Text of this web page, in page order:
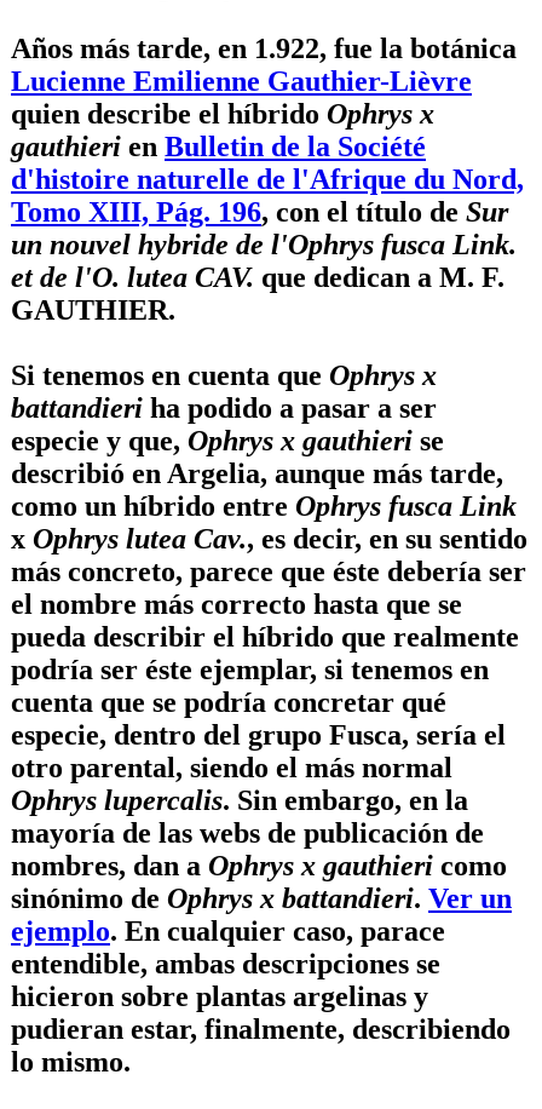
Años más tarde, en 1.922, fue la botánica
Lucienne Emilienne Gauthier-Lièvre
quien describe el híbrido Ophrys x
gauthieri en Bulletin de la Société
d'histoire naturelle de l'Afrique du Nord,
Tomo XIII, Pág. 196, con el título de Sur
un nouvel hybride de l'Ophrys fusca Link.
et de l'O. lutea CAV. que dedican a M. F.
GAUTHIER.
Si tenemos en cuenta que Ophrys x
battandieri ha podido a pasar a ser
especie y que, Ophrys x gauthieri se
describió en Argelia, aunque más tarde,
como un híbrido entre Ophrys fusca Link
x Ophrys lutea Cav., es decir, en su sentido
más concreto, parece que éste debería ser
el nombre más correcto hasta que se
pueda describir el híbrido que realmente
podría ser éste ejemplar, si tenemos en
cuenta que se podría concretar qué
especie, dentro del grupo Fusca, sería el
otro parental, siendo el más normal
Ophrys lupercalis. Sin embargo, en la
mayoría de las webs de publicación de
nombres, dan a Ophrys x gauthieri como
sinónimo de Ophrys x battandieri. Ver un
ejemplo. En cualquier caso, parace
entendible, ambas descripciones se
hicieron sobre plantas argelinas y
pudieran estar, finalmente, describiendo
lo mismo.